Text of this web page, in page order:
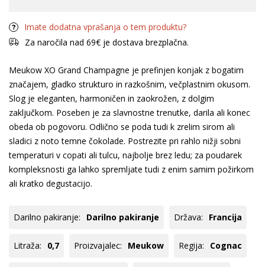
Imate dodatna vprašanja o tem produktu?
Za naročila nad 69€ je dostava brezplačna.
Meukow XO Grand Champagne je prefinjen konjak z bogatim
značajem, gladko strukturo in razkošnim, večplastnim okusom.
Slog je eleganten, harmoničen in zaokrožen, z dolgim
zaključkom. Poseben je za slavnostne trenutke, darila ali konec
obeda ob pogovoru. Odlično se poda tudi k zrelim sirom ali
sladici z noto temne čokolade. Postrezite pri rahlo nižji sobni
temperaturi v copati ali tulcu, najbolje brez ledu; za poudarek
kompleksnosti ga lahko spremljate tudi z enim samim požirkom
ali kratko degustacijo.
Darilno pakiranje: Darilno pakiranje Država: Francija
Litraža: 0,7 Proizvajalec: Meukow Regija: Cognac